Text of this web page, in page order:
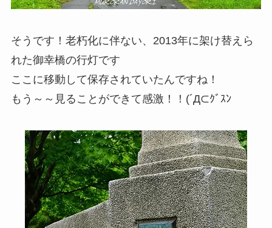
そうです！老朽化に伴ない、2013年に架け替えら
れた御幸橋の行灯です
ここに移動して保存されていたんですね！
もう～～見ることができて感激！！(´Д⊂ｸﾞｽﾝ